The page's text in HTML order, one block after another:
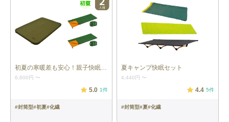
・普段のスニーカーサイズでOKです
注意事項
・本商品は、キャンプやレジャーでの一般的な使用を想定したも
のです。登山や危険を伴う環境など、想定を超える用途でのご使
用はお控えください。
・サイズ感やフィット感、使用環境への適合については、お客様
初夏の寒暖差も安心！親子快眠セット
6,600円 〜
5.0 1件
#封筒型#初夏#化繊
夏キャンプ快眠セット
4,440円 〜
4.4 5件
#封筒型#夏#化繊